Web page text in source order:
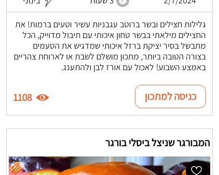
גלילות חצילים ובשר ברוטב עגבניות עשיר וטעים ברמות! את
החצילים מילאתי בבשר טחון איכותי עם תיבול מדוייק, הכל
מתבשל בסיר יציקת ברזל איכותי שמדגיש את הטעמים
בצורה הטובה ביותר, מתכון מושלם לשבת או לארוחת צהריים
באמצע השבוע! לאכול עם אורז לבן ולהתענג.
כניסה למתכון 1108
המבורגר שניצל ביסלי בורגר